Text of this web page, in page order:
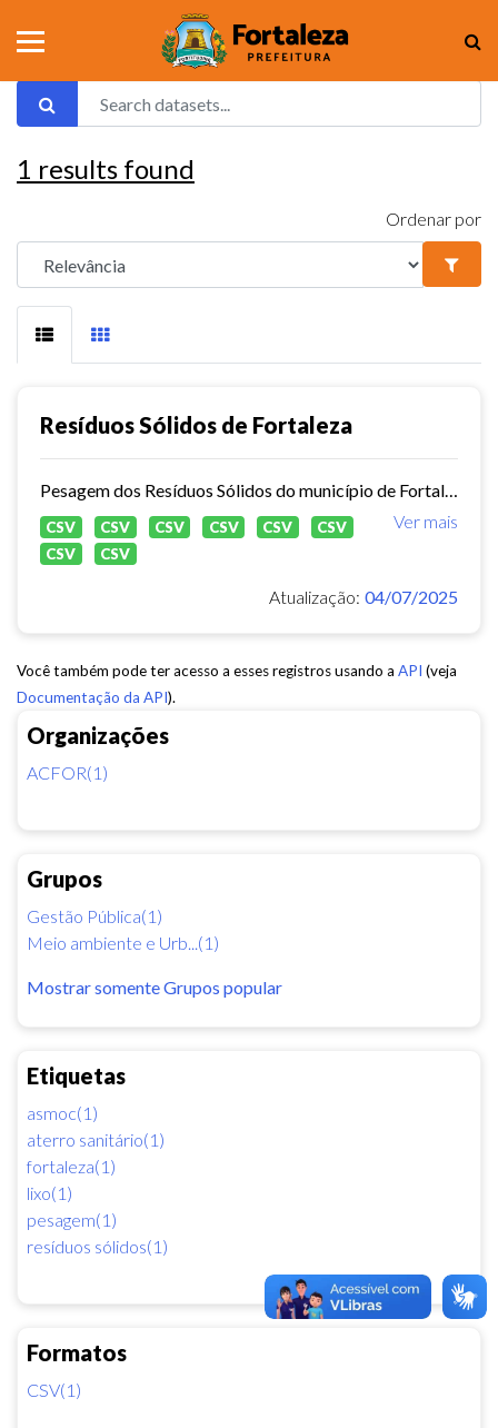
Organizações
ACFOR(1)
Grupos
Gestão Pública(1)
Meio ambiente e Urb...(1)
Mostrar somente Grupos popular
Etiquetas
asmoc(1)
aterro sanitário(1)
fortaleza(1)
lixo(1)
pesagem(1)
resíduos sólidos(1)
Formatos
CSV(1)
1 results found
Ordenar por
Resíduos Sólidos de Fortaleza
Ver mais
CSV CSV CSV CSV CSV
CSV
CSV
CSV
Atualização: 04/07/2025
Você também pode ter acesso a esses registros usando a API (veja
Documentação da API).